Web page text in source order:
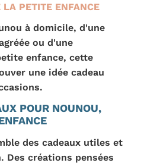
LA PETITE ENFANCE
à domicile, d'une
ou d'une
enfance, cette
une idée cadeau
POUR NOUNOU,
des cadeaux utiles et
Des créations pensées